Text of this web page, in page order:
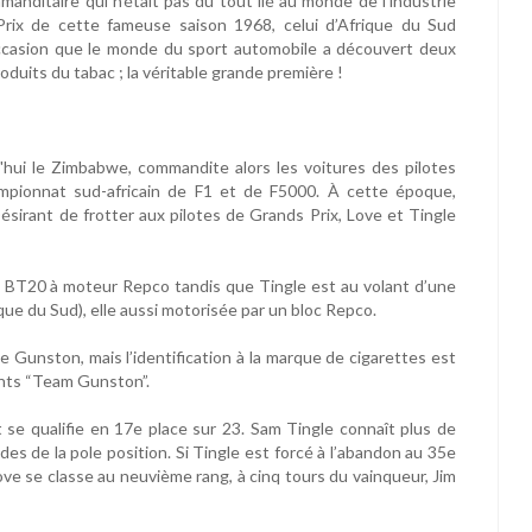
de cette fameuse saison 1968, celui d’Afrique du Sud
que le monde du sport automobile a découvert deux
du tabac ; la véritable grande première !
le Zimbabwe, commandite alors les voitures des pilotes
sud-africain de F1 et de F5000. À cette époque,
de frotter aux pilotes de Grands Prix, Love et Tingle
à moteur Repco tandis que Tingle est au volant d’une
du Sud), elle aussi motorisée par un bloc Repco.
mais l’identification à la marque de cigarettes est
“Team Gunston”.
qualifie en 17e place sur 23. Sam Tingle connaît plus de
de la pole position. Si Tingle est forcé à l’abandon au 35e
se classe au neuvième rang, à cinq tours du vainqueur, Jim